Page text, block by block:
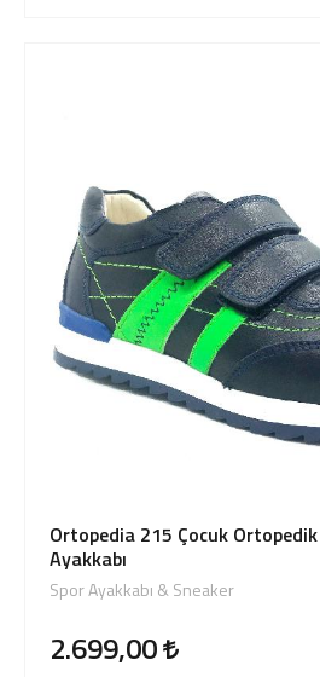
Ortopedia 215 Çocuk
Ayakkabı
Spor Ayakkabı & Sneaker
2.699,00